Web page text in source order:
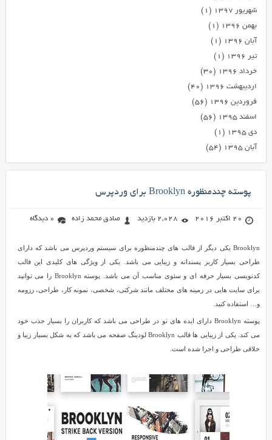
شهریور ۱۳۹۷
(۱)
بهمن ۱۳۹۶
(۱)
آبان ۱۳۹۶
(۱)
تیر ۱۳۹۶
(۱)
خرداد ۱۳۹۶
(۳۰)
اردیبهشت ۱۳۹۶
(۴۰)
فروردین ۱۳۹۶
(۵۶)
اسفند ۱۳۹۵
(۵۶)
دی ۱۳۹۵
(۱)
آبان ۱۳۹۵
(۵۴)
پوسته چندمنظوره Brooklyn برای وردپرس
20 اکتبر 2016 2,028 بازدید صادق محمد زاده 0 دیدگاه
Brooklyn یکی دیگر از قالب های چندمنظوره برای سیستم وردپرس می باشد که دارای
طراحی بسیار کاربر پسندانه و زیبایی می باشد. یکی از ویژگی های کلیدی این قالب
کدنویسی بسیار حرفه ای و سئوی مناسب آن می باشد. پوسته Brooklyn را می توانید
برای سایت هایی در زمینه های مختلف مانند شرکتی، شخصی، نمونه کار، طراحی، رزومه
و… استفاده کنید.
پوسته Brooklyn دارای ایده های نو در طراحی می باشد که کاربران را بسیار جذب خود
می کند. یکی از زیبایی ها قالب Brooklyn لودینگ صفحه می باشد که به شکل بسیار زیبا و
خلاقی طراحی و اجرا شده است.